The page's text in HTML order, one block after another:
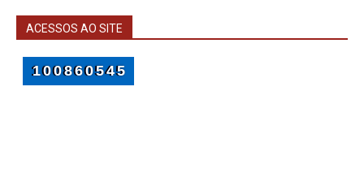
ACESSOS AO SITE